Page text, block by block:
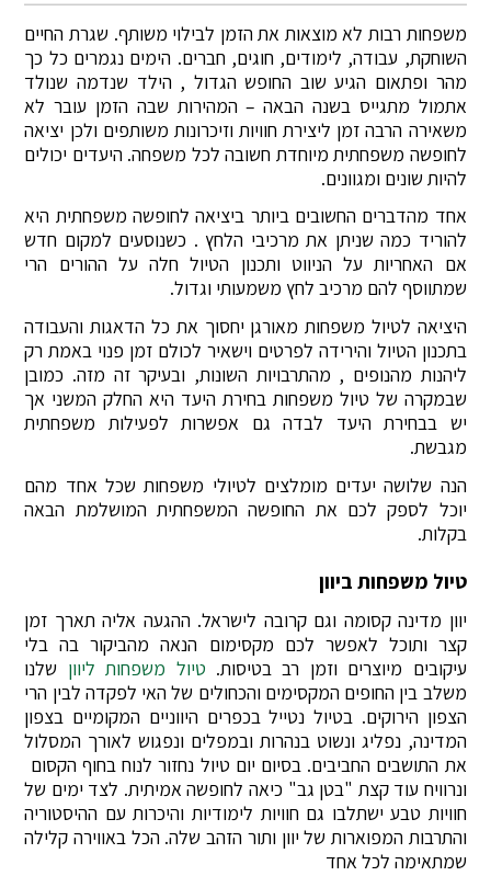
משפחות רבות לא מוצאות את הזמן לבילוי משותף. שגרת החיים
השוחקת, עבודה, לימודים, חוגים, חברים. הימים נגמרים כל כך
מהר ופתאום הגיע שוב החופש הגדול , הילד שנדמה שנולד
אתמול מתגייס בשנה הבאה – המהירות שבה הזמן עובר לא
משאירה הרבה זמן ליצירת חוויות וזיכרונות משותפים ולכן יציאה
לחופשה משפחתית מיוחדת חשובה לכל משפחה. היעדים יכולים
להיות שונים ומגוונים.
אחד מהדברים החשובים ביותר ביציאה לחופשה משפחתית היא
להוריד כמה שניתן את מרכיבי הלחץ . כשנוסעים למקום חדש
אם האחריות על הניווט ותכנון הטיול חלה על ההורים הרי
שמתווסף להם מרכיב לחץ משמעותי וגדול.
היציאה לטיול משפחות מאורגן יחסוך את כל הדאגות והעבודה
בתכנון הטיול והירידה לפרטים וישאיר לכולם זמן פנוי באמת רק
ליהנות מהנופים , מהתרבויות השונות, ובעיקר זה מזה. כמובן
שבמקרה של טיול משפחות בחירת היעד היא החלק המשני אך
יש בבחירת היעד לבדה גם אפשרות לפעילות משפחתית
מגבשת.
הנה שלושה יעדים מומלצים לטיולי משפחות שכל אחד מהם
יוכל לספק לכם את החופשה המשפחתית המושלמת הבאה
בקלות.
טיול משפחות ביוון
יוון מדינה קסומה וגם קרובה לישראל. ההגעה אליה תארך זמן
קצר ותוכל לאפשר לכם מקסימום הנאה מהביקור בה בלי
עיקובים מיוצרים וזמן רב בטיסות. טיול משפחות ליוון שלנו
משלב בין החופים המקסימים והכחולים של האי לפקדה לבין הרי
הצפון הירוקים. בטיול נטייל בכפרים היווניים המקומיים בצפון
המדינה, נפליג ונשוט בנהרות ובמפלים ונפגוש לאורך המסלול
את התושבים החביבים. בסיום יום טיול נחזור לנוח בחוף הקסום
ונרוויח עוד קצת "בטן גב" כיאה לחופשה אמיתית. לצד ימים של
חוויות טבע ישתלבו גם חוויות לימודיות והיכרות עם ההיסטוריה
והתרבות המפוארות של יוון ותור הזהב שלה. הכל באווירה קלילה
שמתאימה לכל אחד